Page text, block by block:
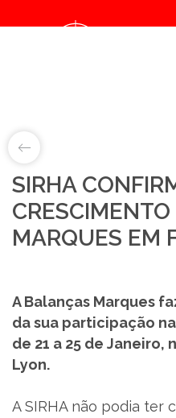
/home/balancasmarques/public_html/noticias/
PRODUTOS
SOBRE NÓS
LOJA ONLINE
SIRHA
MARQUES EM
A Balanças Marques
da sua participação
de 21 a 25 de Janeiro,
Lyon.
A SIRHA não podia ter